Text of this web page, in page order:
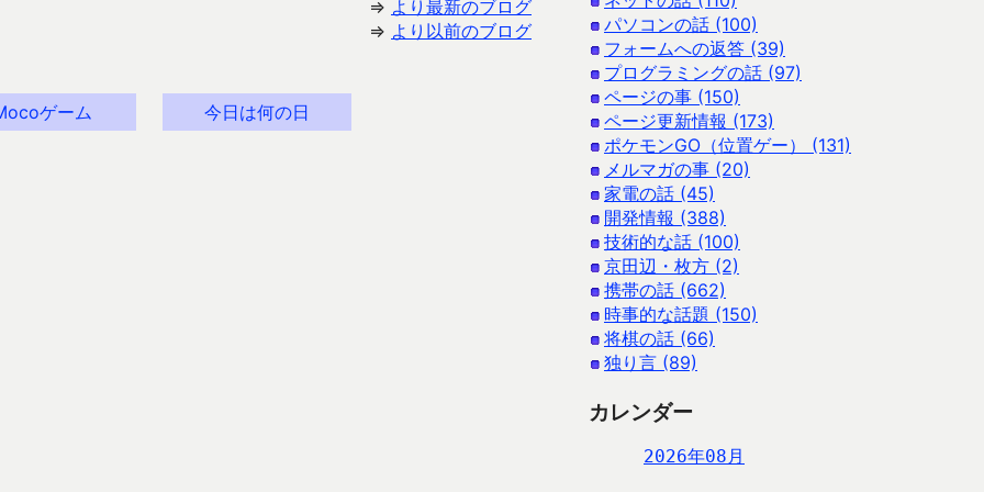
⇒ より最新のブログ
⇒ より以前のブログ
ゲーム 今日は何の日
パソコンの話 (100)
フォームへの返答 (39)
プログラミングの話 (97)
ページの事 (150)
ページ更新情報 (173)
ポケモンGO（位置ゲー） (131)
メルマガの事 (20)
家電の話 (45)
開発情報 (388)
技術的な話 (100)
京田辺・枚方 (2)
携帯の話 (662)
時事的な話題 (150)
将棋の話 (66)
独り言 (89)
カレンダー
2026年08月